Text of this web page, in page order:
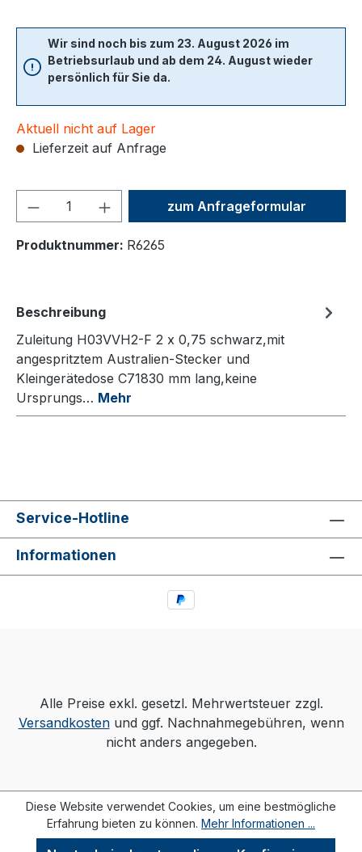
Wir sind noch bis zum 23. August 2026 im
Betriebsurlaub und ab dem 24. August wieder
persönlich für Sie da.
Aktuell nicht auf Lager
Lieferzeit auf Anfrage
Produkt Anzahl: Gib den
zum Anfrageformular
Produktnummer: R6265
Beschreibung
Zuleitung H03VVH2-F 2 x 0,75 schwarz,mit
angespritztem Australien-Stecker und
Kleingerätedose C71830 mm lang,keine
Ursprungs… Mehr
Service-Hotline
Informationen
Alle Preise exkl. gesetzl. Mehrwertsteuer zzgl.
Versandkostenund ggf. Nachnahmegebühren, wenn
nicht anders angegeben.
Diese Website verwendet Cookies, um eine bestmögliche
Erfahrung bieten zu können. Mehr Informationen ...